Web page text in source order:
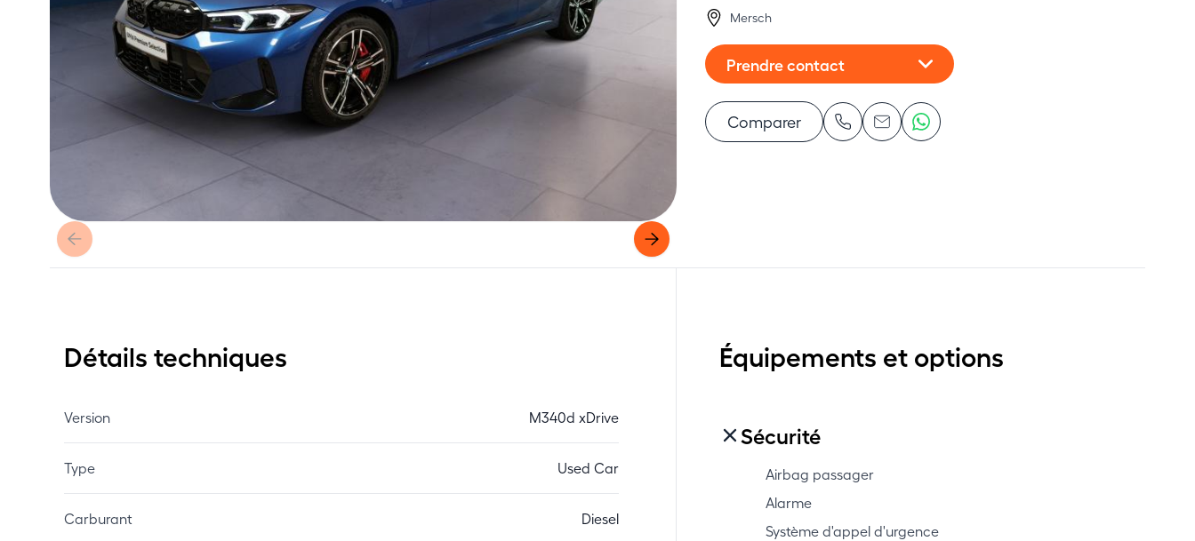
Mersch
Prendre contact
Comparer
Détails techniques
Version M340d xDrive
Type Used Car
Carburant Diesel
Équipements et options
Sécurité
Airbag passager
Alarme
Système d'appel d'urgence